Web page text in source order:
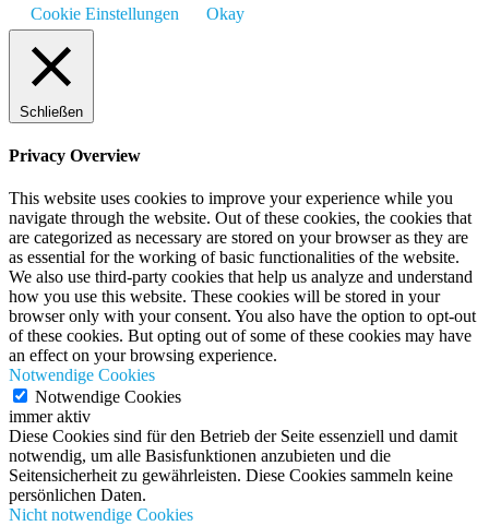
Cookie Einstellungen
Okay
Schließen
Privacy Overview
This website uses cookies to improve your experience while you
navigate through the website. Out of these cookies, the cookies that
are categorized as necessary are stored on your browser as they are
as essential for the working of basic functionalities of the website.
We also use third-party cookies that help us analyze and understand
how you use this website. These cookies will be stored in your
browser only with your consent. You also have the option to opt-out
of these cookies. But opting out of some of these cookies may have
an effect on your browsing experience.
Notwendige Cookies
Notwendige Cookies
immer aktiv
Diese Cookies sind für den Betrieb der Seite essenziell und damit
notwendig, um alle Basisfunktionen anzubieten und die
Seitensicherheit zu gewährleisten. Diese Cookies sammeln keine
persönlichen Daten.
Nicht notwendige Cookies